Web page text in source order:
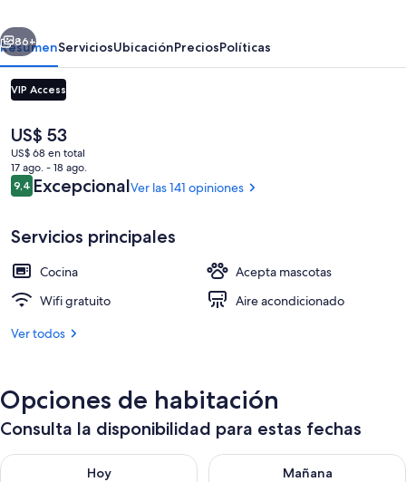
Siguiente
86+
ResumenServiciosUbicaciónPreciosPolíticas
VIP Access
El
precio
actual
es
de
US$ 53
US$ 68 en total
17 ago. - 18 ago.
Opiniones
9,49,4 de 10
ExcepcionalVer las 141 opiniones
Servicios principales
Cocina
Acepta mascotas
Wifi gratuito
Aire acondicionado
Ver todos
Opciones de habitación
Consulta la disponibilidad para estas fechas
Hoy
Consulta la disponibilidad para hoy ago 9 - ago 10
Mañana
Consulta la disponibilidad